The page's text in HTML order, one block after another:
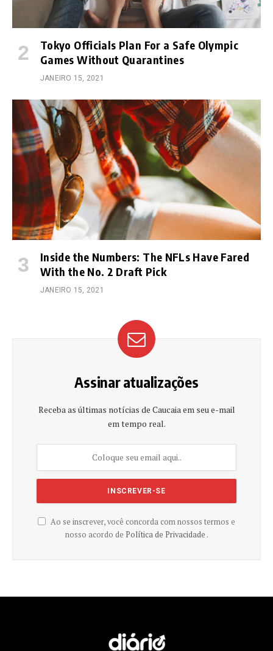
Tokyo Officials Plan For a Safe Olympic
Games Without Quarantines
JANEIRO 15, 2021
Inside the Numbers: The NFLs Have Fared
With the No. 2 Draft Pick
JANEIRO 15, 2021
Assinar atualizações
Receba as últimas notícias de Caucaia em seu e-mail
em tempo real.
Ao se inscrever, você concorda com nossos termos e
nosso acordo de Política de Privacidade .